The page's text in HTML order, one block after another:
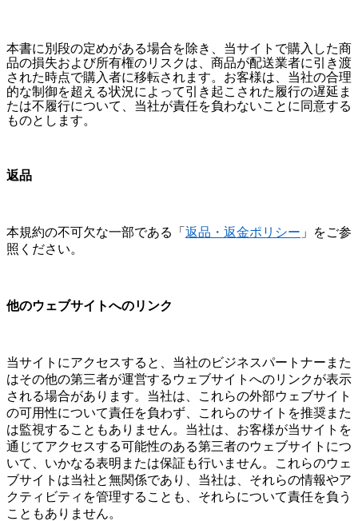
本書に別段の定めがある場合を除き、当サイトで購入した商
品の損失および所有権のリスクは、商品が配送業者に引き渡
された時点で購入者に移転されます。 お客様は、当社の合理
的な制御を超える状況によって引き起こされた履行の遅延ま
たは不履行について、当社が責任を負わないことに同意する
ものとします。
返品
本規約の不可欠な一部である「 返品・返金ポリシー 」をご参
照ください。
他のウェブサイトへのリンク
当サイトにアクセスすると、当社のビジネスパートナーまた
はその他の第三者が運営するウェブサイトへのリンクが表示
される場合があります。 当社は、これらの外部ウェブサイト
の可用性について責任を負わず、これらのサイトを推奨また
は監視することもありません。当社は、お客様が当サイトを
通じてアクセスする可能性のある第三者のウェブサイトにつ
いて、いかなる表明または保証も行いません。これらのウェ
ブサイトは当社と無関係であり、当社は、それらの情報やア
クティビティを管理することも、それらについて責任を負う
こともありません。